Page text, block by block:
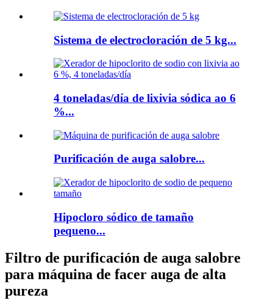
Sistema de electrocloración de 5 kg...
4 toneladas/día de lixivia sódica ao 6
%...
Purificación de auga salobre...
Hipocloro sódico de tamaño
pequeno...
Filtro de purificación de auga salobre
para máquina de facer auga de alta
pureza